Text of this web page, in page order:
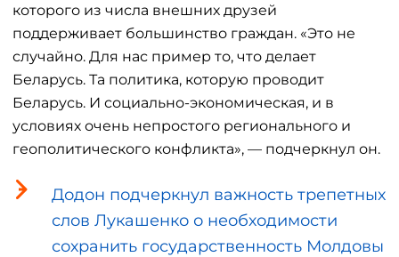
которого из числа внешних друзей
поддерживает большинство граждан. «Это не
случайно. Для нас пример то, что делает
Беларусь. Та политика, которую проводит
Беларусь. И социально-экономическая, и в
условиях очень непростого регионального и
геополитического конфликта», — подчеркнул он.
Додон подчеркнул важность трепетных
слов Лукашенко о необходимости
сохранить государственность Молдовы